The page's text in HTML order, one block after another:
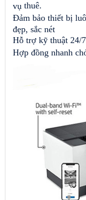
vụ thuê.
Đảm bảo thiết bị
đẹp, sắc nét
Hỗ trợ kỹ thuật 24/
Hợp đồng nhanh